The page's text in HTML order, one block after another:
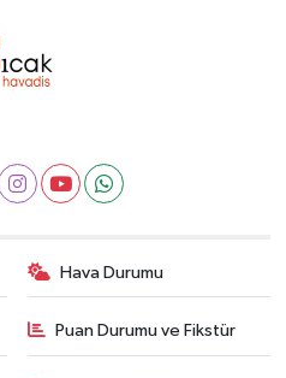
Hava Durumu
Puan Durumu ve Fikstür